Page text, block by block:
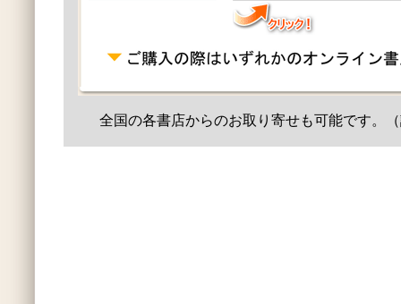
全国の各書店からのお取り寄せも可能です。